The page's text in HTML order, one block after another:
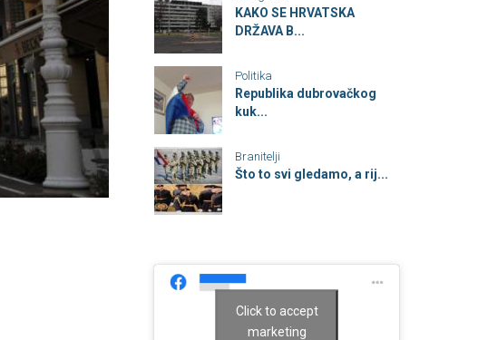
KAKO SE HRVATSKA
DRŽAVA B...
Politika
Republika dubrovačkog
kuk...
Branitelji
Što to svi gledamo, a rij...
Click to accept
marketing